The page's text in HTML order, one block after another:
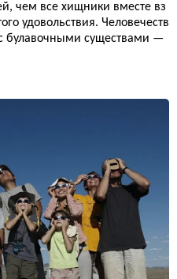
чем все хищники вместе вз
удовольствия. Человечеств
булавочными существами —